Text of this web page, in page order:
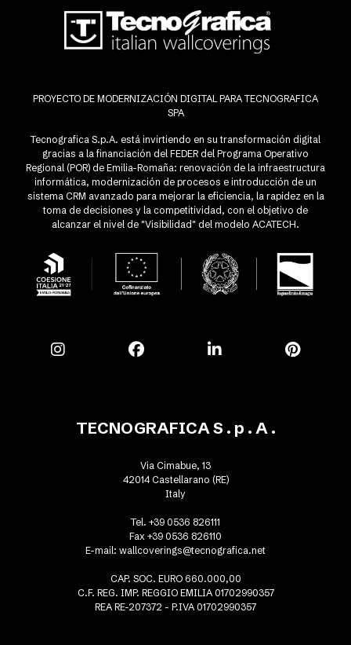
PROYECTO DE MODERNIZACIÓN DIGITAL PARA TECNOGRAFICA
SPA
Tecnografica S.p.A. está invirtiendo en su transformación digital
gracias a la financiación del FEDER del Programa Operativo
Regional (POR) de Emilia-Romaña: renovación de la infraestructura
informática, modernización de procesos e introducción de un
sistema CRM avanzado para mejorar la eficiencia, la rapidez en la
toma de decisiones y la competitividad, con el objetivo de
alcanzar el nivel de "Visibilidad" del modelo ACATECH.
TECNOGRAFICA S . p . A .
Via Cimabue, 13
42014 Castellarano (RE)
Italy
Tel. +39 0536 826111
Fax +39 0536 826110
E-mail: wallcoverings@tecnografica.net
CAP. SOC. EURO 660.000,00
C.F. REG. IMP. REGGIO EMILIA 01702990357
REA RE-207372 - P.IVA 01702990357